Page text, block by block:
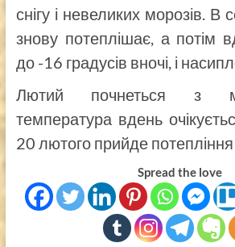
снігу і невеликих морозів. В
знову потеплішає, а потім
до -16 градусів вночі, і
Лютий почнеться з
температура вдень
20 лютого прийде потепління
Spread the love